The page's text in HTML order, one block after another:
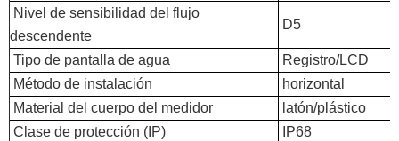
Nivel de sensibilidad del flujo
descendente
D5
Tipo de pantalla de agua
Registro/LCD
Método de instalación
horizontal
Material del cuerpo del medidor
latón/plástico
Clase de protección (IP)
IP68